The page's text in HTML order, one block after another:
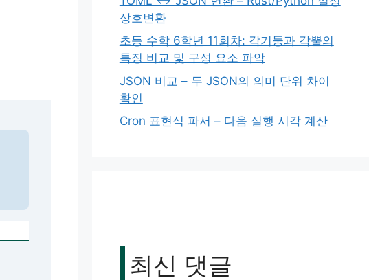
상호변환
초등 수학 6학년 11회차: 각기둥과 각뿔의
특징 비교 및 구성 요소 파악
JSON 비교 – 두 JSON의 의미 단위 차이
확인
Cron 표현식 파서 – 다음 실행 시각 계산
최신 댓글